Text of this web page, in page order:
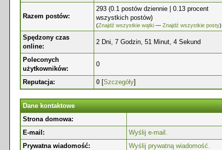
Razem postów:
293 (0.1 postów dziennie | 0.13 procent
wszystkich postów)
(Znajdź wszystkie wątki — Znajdź wszystkie posty)
Spędzony czas
online:
2 Dni, 7 Godzin, 51 Minut, 4 Sekund
Poleconych
użytkowników:
0
Reputacja: 0 [Szczegóły]
Dane kontaktowe
Strona domowa:
E-mail:
Wyślij e-mail.
Prywatna wiadomość:
Wyślij prywatną wiadomość.